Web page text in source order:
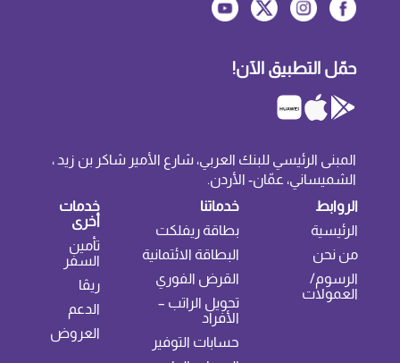
حمّل التطبيق الآن!
المبنى الرئيسي للبنك العربي، شارع الأمير شاكر بن زيد ،
الشميساني، عمّان- الأردن.
الروابط
الرئيسية
من نحن
الرسوم/
العمولات
خدماتنا
بطاقة ريفلكت
البطاقة الائتمانية
القرض الفوري
تحويل الراتب –
الأفراد
حسابات التوفير
خدمات
أخرى
تأمين
السفر
ريڤا
الدعم
العروض